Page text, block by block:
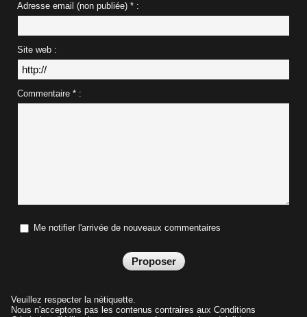
Adresse email (non publiée) * :
Site web :
Commentaire * :
Me notifier l'arrivée de nouveaux commentaires
Veuillez respecter la nétiquette.
Nous n'acceptons pas les contenus contraires aux Conditions